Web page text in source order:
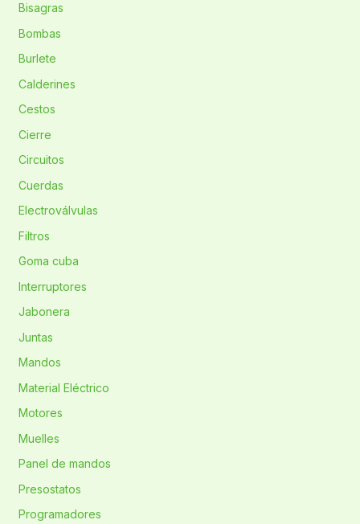
Bisagras
Bombas
Burlete
Calderines
Cestos
Cierre
Circuitos
Cuerdas
Electroválvulas
Filtros
Goma cuba
Interruptores
Jabonera
Juntas
Mandos
Material Eléctrico
Motores
Muelles
Panel de mandos
Presostatos
Programadores